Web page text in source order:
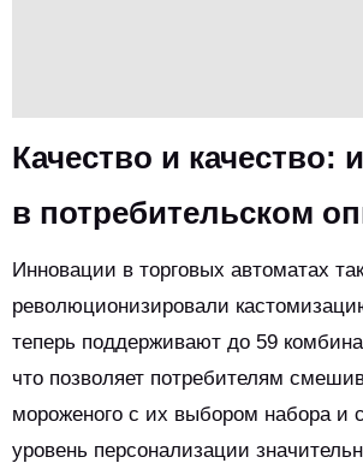
Качество и качество:
в потребительском
Инновации в торговых автоматах
революционизировали
теперь поддерживают до 59
что позволяет потребителям
мороженого с их выбором набора и
уровень персонализации